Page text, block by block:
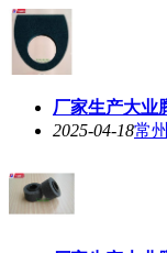
厂家生产大业
2025-04-18常